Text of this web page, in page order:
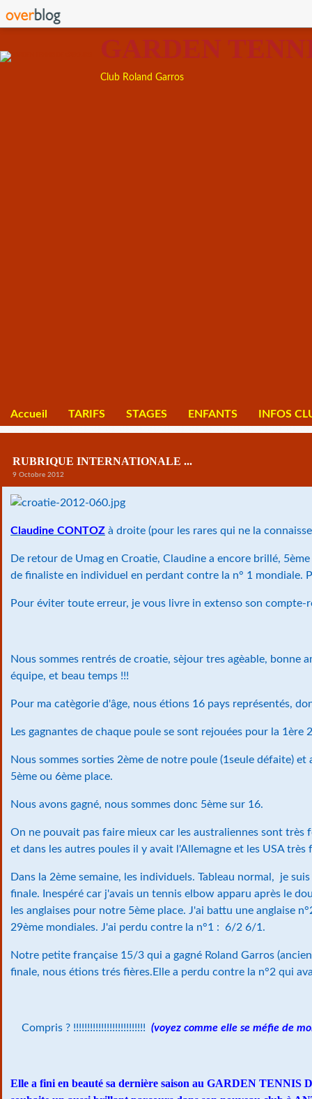
GARDEN
Club Roland Garros
Accueil TARIFS STAGES ENFANTS INFOS
RUBRIQUE INTERNATIONALE ...
9 Octobre 2012
Claudine CONTOZ à droite (pour les rares qui ne la
De retour de Umag en Croatie, Claudine a encore brillé,
de finaliste en individuel en perdant contre la n° 1 mondiale.
Pour éviter toute erreur, je vous livre in extenso son compte-
Nous sommes rentrés de croatie, sèjour tres agèable, bonne
équipe, et beau temps !!!
Pour ma catègorie d'âge, nous étions 16 pays représentés,
Les gagnantes de chaque poule se sont rejouées pour la 1ère
Nous sommes sorties 2ème de notre poule (1seule défaite) et
5ème ou 6ème place.
Nous avons gagné, nous sommes donc 5ème sur 16.
On ne pouvait pas faire mieux car les australiennes sont très
et dans les autres poules il y avait l'Allemagne et les USA très
Dans la 2ème semaine, les individuels. Tableau normal, je
finale. Inespéré car j'avais un tennis elbow apparu après le
les anglaises pour notre 5ème place. J'ai battu une anglaise
29ème mondiales. J'ai perdu contre la n°1 : 6/2 6/1.
Notre petite française 15/3 qui a gagné Roland Garros
finale, nous étions trés fières.Elle a perdu contre la n°2 qui
Compris ? !!!!!!!!!!!!!!!!!!!!!!!!!! (voyez comme elle se méfie de
Elle a fini en beauté sa dernière saison au GARDEN TENNIS